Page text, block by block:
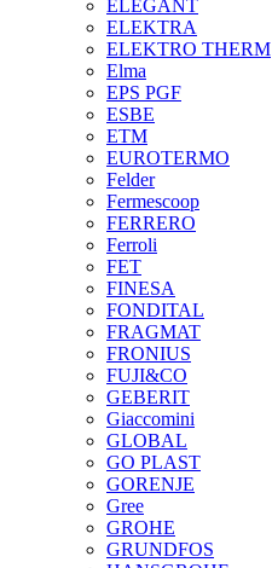
ELEGANT
ELEKTRA
ELEKTRO THERM
Elma
EPS PGF
ESBE
ETM
EUROTERMO
Felder
Fermescoop
FERRERO
Ferroli
FET
FINESA
FONDITAL
FRAGMAT
FRONIUS
FUJI&CO
GEBERIT
Giaccomini
GLOBAL
GO PLAST
GORENJE
Gree
GROHE
GRUNDFOS